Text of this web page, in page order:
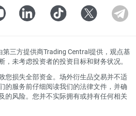
三方提供商Trading Central提供，观点基
，未考虑投资者的投资目标和财务状况。
您损失全部资金。场外衍生品交易并不适
的服务前仔细阅读我们的法律文件，并确
的风险。您并不实际拥有或持有任何相关